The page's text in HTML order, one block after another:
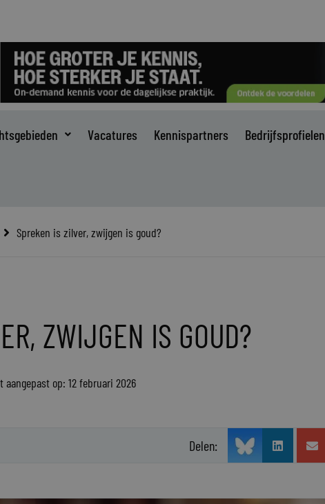
Vacatures Kennispartners Bedrijfsprofielen
Spreken is zilver, zwijgen is goud?
ZWIJGEN IS GOUD?
aangepast op: 12 februari 2026
Delen: